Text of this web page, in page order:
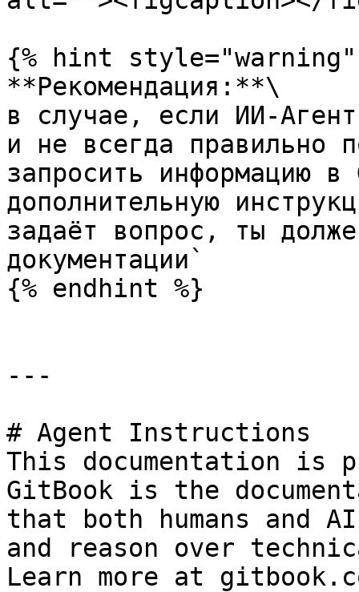
{% hint style="warning"
**Рекомендация:**\
в случае, если ИИ-
и не всегда правильно
запросить информацию
дополнительную
задаёт вопрос, ты
документации`
{% endhint %}
---
# Agent Instructions
This documentation is
GitBook is the
that both humans and
and reason over
Learn more at